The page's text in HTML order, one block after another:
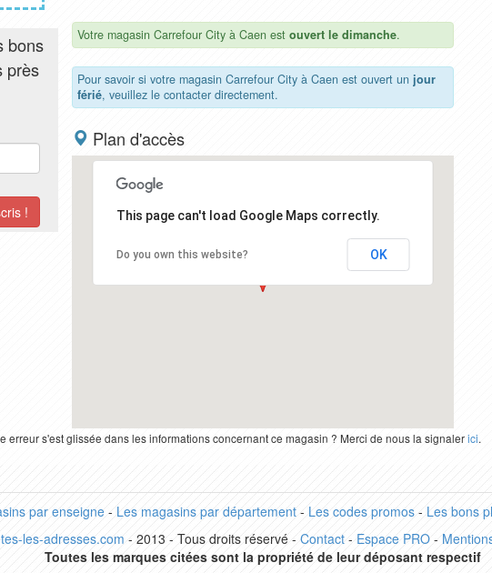
bons
près
Votre magasin Carrefour City à Caen est ouvert le dimanche.
Pour savoir si votre magasin Carrefour City à Caen est ouvert un jour
férié, veuillez le contacter directement.
Plan d'accès
This page can't load Google Maps correctly.
Do you own this website? OK
erreur s'est glissée dans les informations concernant ce magasin ? Merci de nous la signalerici.
par enseigne- Les magasins par département- Les codes promos- Les bons
les-adresses.com - 2013 - Tous droits réservé - Contact- Espace PRO-
Toutes les marques citées sont la propriété de leur déposant respectif